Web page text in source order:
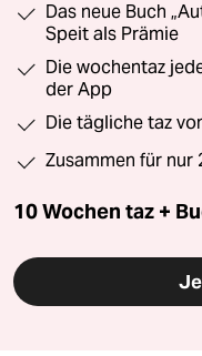
Das neue Buch
Speit als Prämie
Die wochentaz
der App
Die tägliche taz
Zusammen für nur
10 Wochen taz +